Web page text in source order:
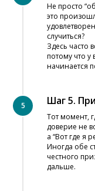
Не просто
это
случиться?
Здесь часто
потому что у
начинается
Шаг 5.
Тот момент,
доверие не
а “Вот где я
Иногда обе
честного
дальше.